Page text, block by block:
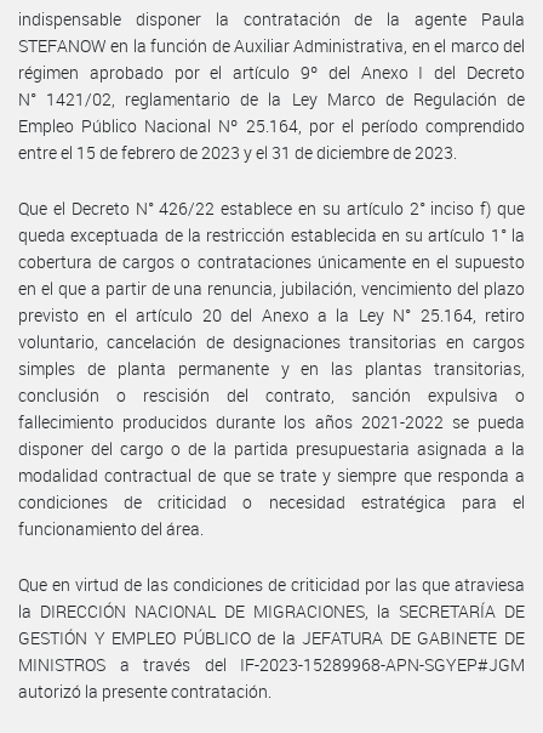
indispensable disponer la contratación de la agente Paula
STEFANOW en la función de Auxiliar Administrativa, en el marco del
régimen aprobado por el artículo 9º del Anexo I del Decreto
N° 1421/02, reglamentario de la Ley Marco de Regulación de
Empleo Público Nacional Nº 25.164, por el período comprendido
entre el 15 de febrero de 2023 y el 31 de diciembre de 2023.
Que el Decreto N° 426/22 establece en su artículo 2° inciso f) que
queda exceptuada de la restricción establecida en su artículo 1° la
cobertura de cargos o contrataciones únicamente en el supuesto
en el que a partir de una renuncia, jubilación, vencimiento del plazo
previsto en el artículo 20 del Anexo a la Ley N° 25.164, retiro
voluntario, cancelación de designaciones transitorias en cargos
simples de planta permanente y en las plantas transitorias,
conclusión o rescisión del contrato, sanción expulsiva o
fallecimiento producidos durante los años 2021-2022 se pueda
disponer del cargo o de la partida presupuestaria asignada a la
modalidad contractual de que se trate y siempre que responda a
condiciones de criticidad o necesidad estratégica para el
funcionamiento del área.
Que en virtud de las condiciones de criticidad por las que atraviesa
la DIRECCIÓN NACIONAL DE MIGRACIONES, la SECRETARÍA DE
GESTIÓN Y EMPLEO PÚBLICO de la JEFATURA DE GABINETE DE
MINISTROS a través del IF-2023-15289968-APN-SGYEP#JGM
autorizó la presente contratación.